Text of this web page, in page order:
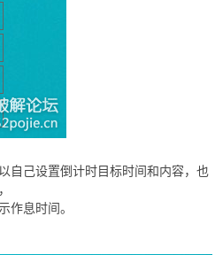
自己设置倒计时目标时间和内容，也
作息时间。